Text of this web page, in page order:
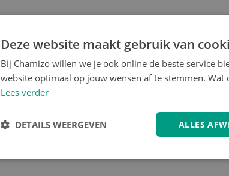
Deze website maakt gebruik van
Bij Chamizo willen we je ook online de beste service
website optimaal op jouw wensen af te stemmen.
Lees verder
ALLES
DETAILS WEERGEVEN